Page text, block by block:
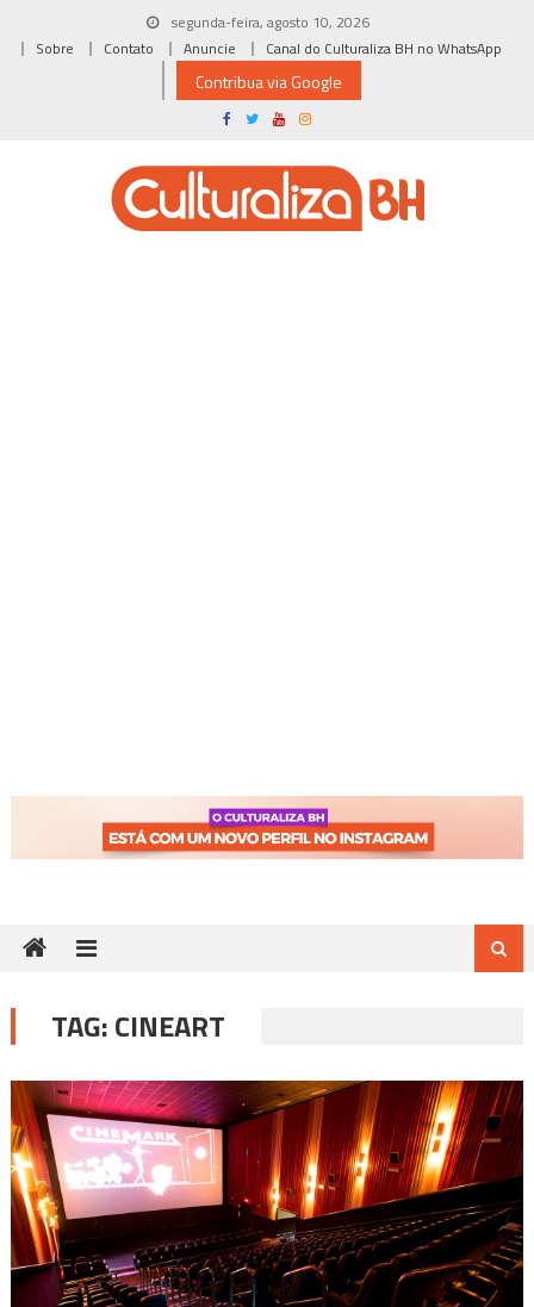
segunda-feira, agosto 10, 2026
Sobre
Contato Anuncie Canal do Culturaliza BH no WhatsApp
Contribua via Google
TAG:CINEART